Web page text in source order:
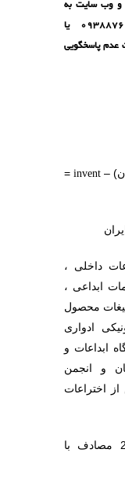
و وب سایت به
شکل کامل با شماره تماس 09388760510 یا
عدم پاسخگویی
–
invent
=
داخلی ،
ابداعی ،
محصول
ادواری
ابداعات و
و انجمن
اختراعات
: 29-01-2020 مصادف با